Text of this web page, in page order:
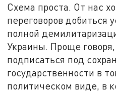
Схема проста. От нас
переговоров добиться
полной
Украины. Проще
подписаться под
государственности в
политическом виде, в